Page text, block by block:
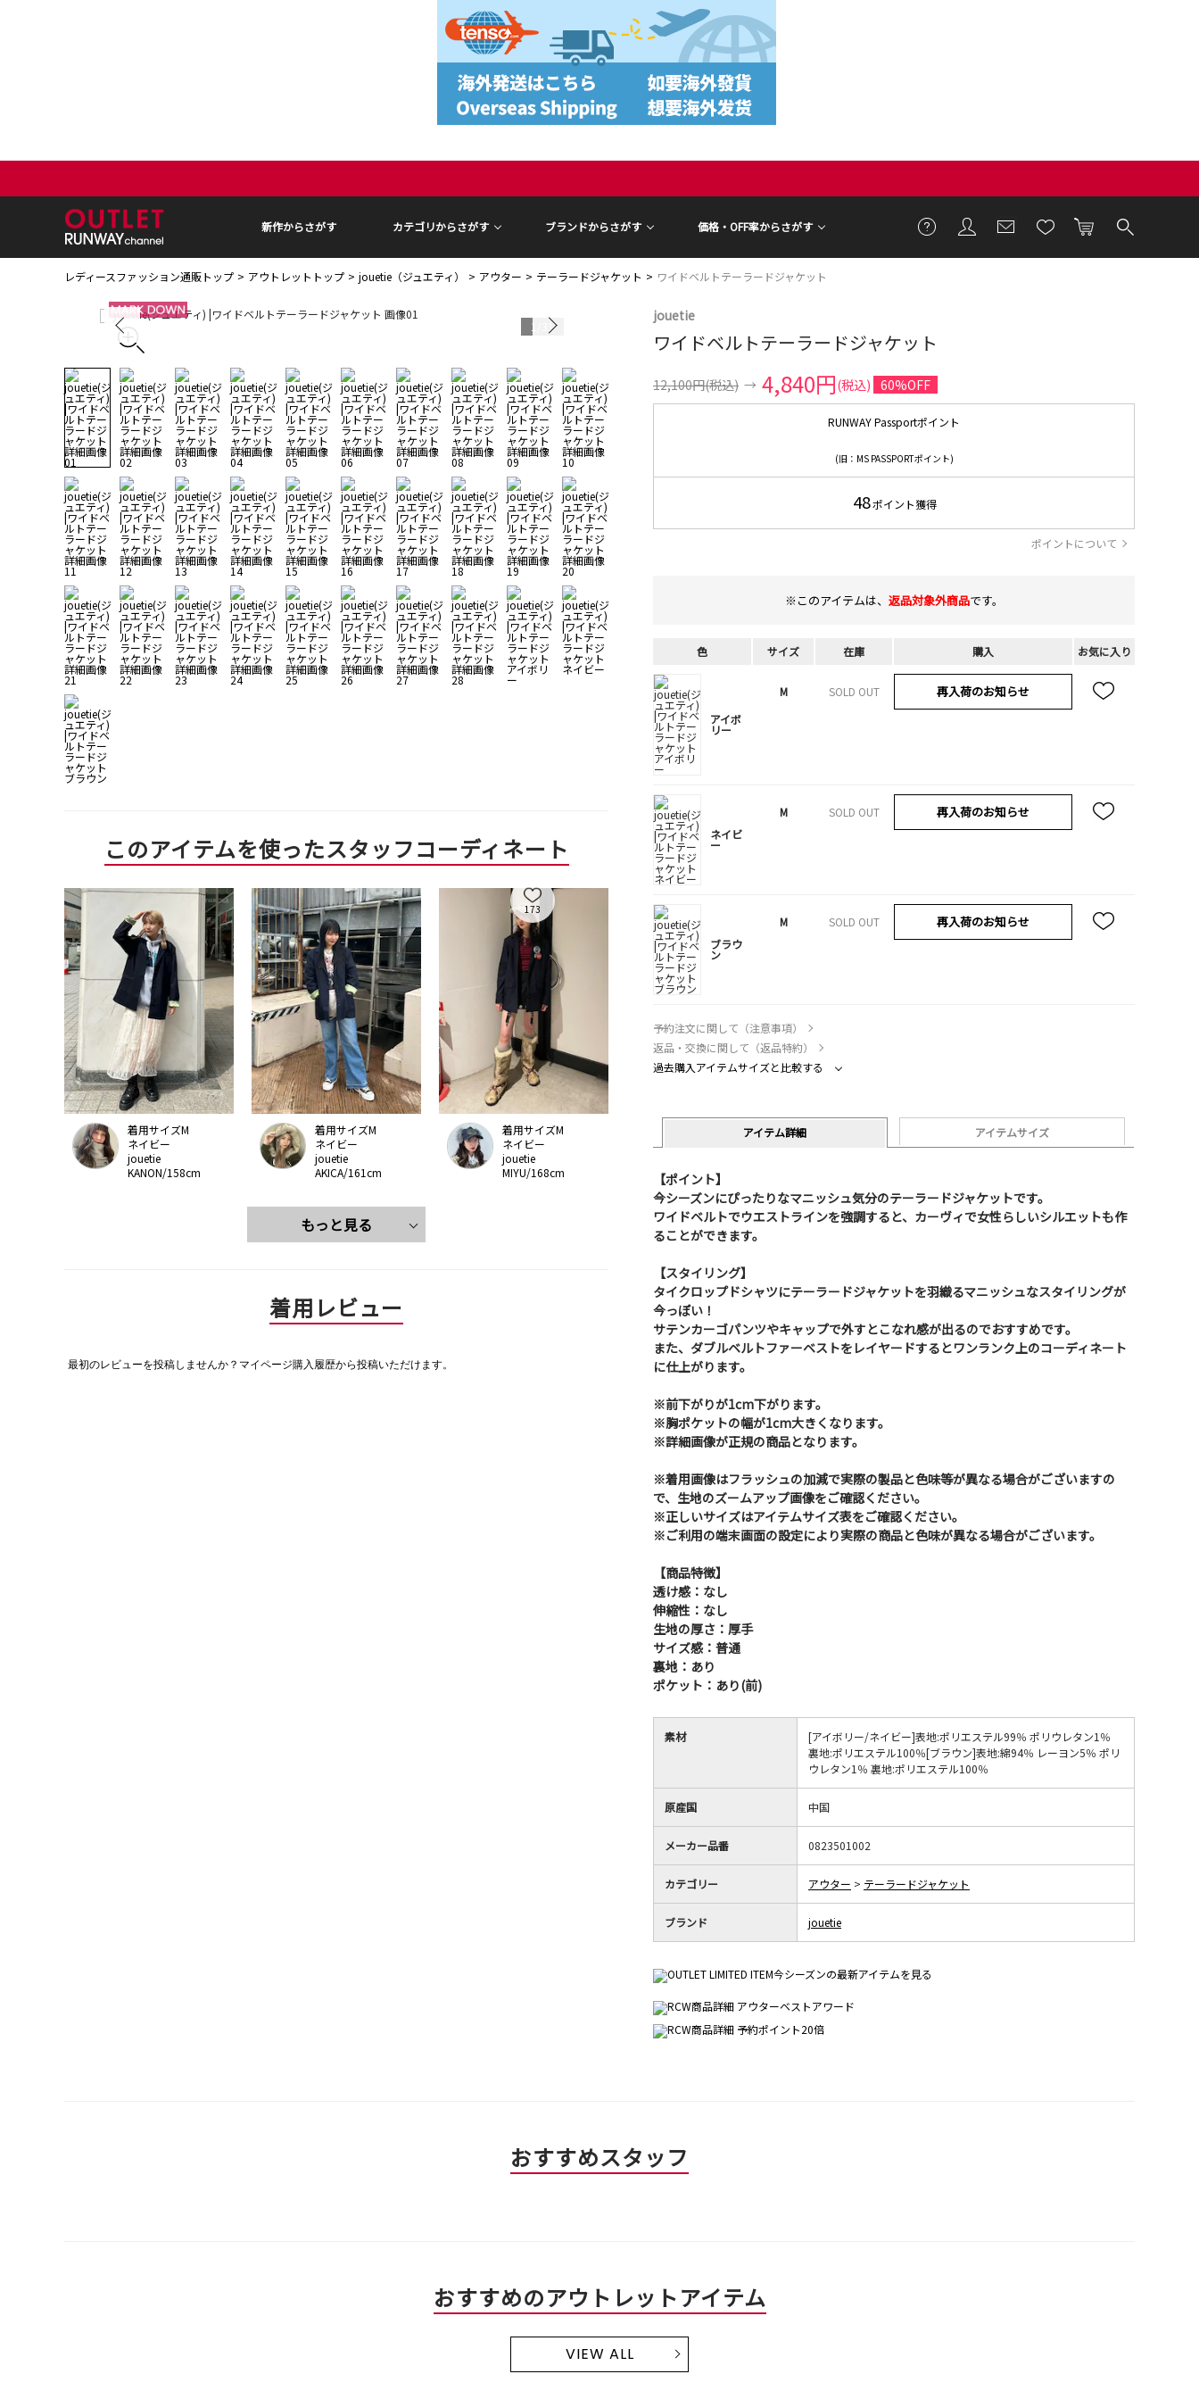
新作からさがす カテゴリからさがす ブランドからさがす 価格・OFF率からさがす
レディースファッション通販トップ アウトレットトップ jouetie（ジュエティ） アウター テーラードジャケット ワイドベルトテーラードジャケット
モデル身長 172cm 着用サイズ M
173
1 31
このアイテムを使ったスタッフコーディネート
着用サイズM
ネイビー
jouetie
KANON/158cm
着用サイズM
ネイビー
jouetie
AKICA/161cm
着用サイズM
ネイビー
jouetie
MIYU/168cm
もっと見る
着用レビュー
最初のレビューを投稿しませんか？マイページ購入履歴から投稿いただけます。
jouetie
ワイドベルトテーラードジャケット
12,100円(税込) → 4,840円(税込) 60%OFF
RUNWAY Passportポイント
(旧：MS PASSPORTポイント)
48ポイント獲得
ポイントについて
※このアイテムは、 返品対象外商品です。
色 サイズ 在庫 購入 お気に入り
アイボ
リー
M SOLD OUT 再入荷のお知らせ
ネイビ
ー
M SOLD OUT 再入荷のお知らせ
ブラウ
ン
M SOLD OUT 再入荷のお知らせ
予約注文に関して（注意事項）
返品・交換に関して（返品特約）
過去購入アイテムサイズと比較する
アイテム詳細 アイテムサイズ
【ポイント】
今シーズンにぴったりなマニッシュ気分のテーラードジャケットです。
ワイドベルトでウエストラインを強調すると、カーヴィで女性らしいシルエットも作
ることができます。
【スタイリング】
タイクロップドシャツにテーラードジャケットを羽織るマニッシュなスタイリングが
今っぽい！
サテンカーゴパンツやキャップで外すとこなれ感が出るのでおすすめです。
また、ダブルベルトファーベストをレイヤードするとワンランク上のコーディネート
に仕上がります。
※前下がりが1cm下がります。
※胸ポケットの幅が1cm大きくなります。
※詳細画像が正規の商品となります。
※着用画像はフラッシュの加減で実際の製品と色味等が異なる場合がございますの
で、生地のズームアップ画像をご確認ください。
※正しいサイズはアイテムサイズ表をご確認ください。
※ご利用の端末画面の設定により実際の商品と色味が異なる場合がございます。
【商品特徴】
透け感：なし
伸縮性：なし
生地の厚さ：厚手
サイズ感：普通
裏地：あり
ポケット：あり(前)
素材
[アイボリー/ネイビー]表地:ポリエステル99％ ポリウレタン1％
裏地:ポリエステル100％[ブラウン]表地:綿94％ レーヨン5％ ポリ
ウレタン1％ 裏地:ポリエステル100％
原産国 中国
メーカー品番 0823501002
カテゴリー アウター > テーラードジャケット
ブランド jouetie
おすすめスタッフ
おすすめのアウトレットアイテム
VIEW ALL